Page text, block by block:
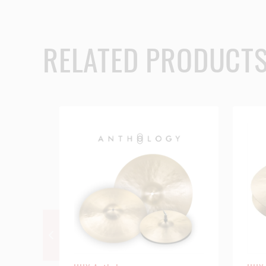
RELATED